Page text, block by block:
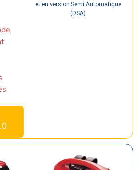
et en version Semi Automatique
(DSA)